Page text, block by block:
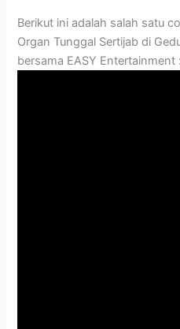
Berikut ini adalah salah satu
Organ Tunggal Sertijab di
bersama EASY Entertainment :